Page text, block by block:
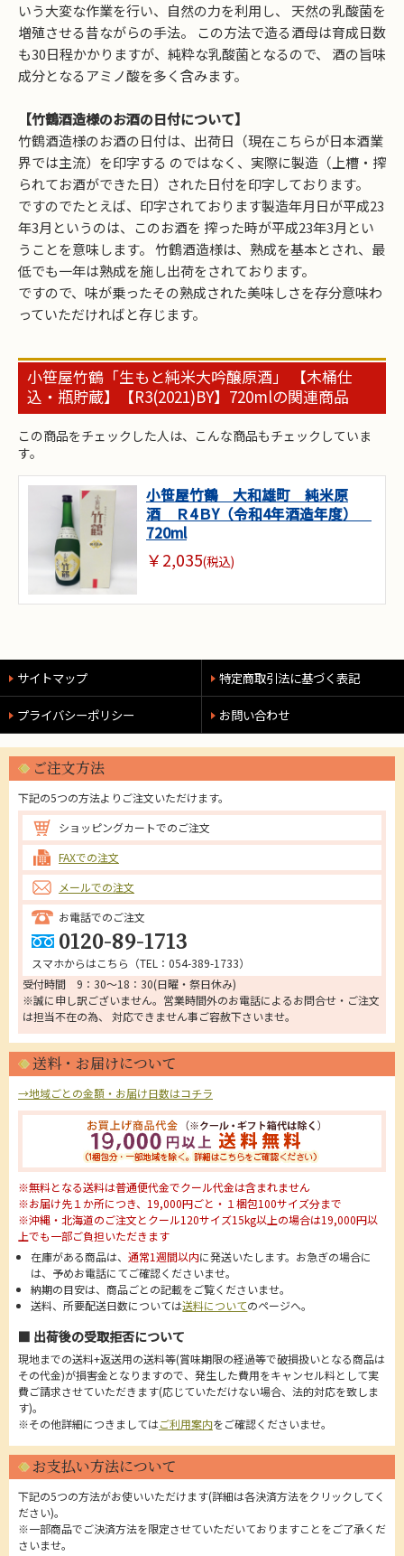
いう大変な作業を行い、自然の力を利用し、 天然の乳酸菌を
増殖させる昔ながらの手法。 この方法で造る酒母は育成日数
も30日程かかりますが、純粋な乳酸菌となるので、 酒の旨味
成分となるアミノ酸を多く含みます。
【竹鶴酒造様のお酒の日付について】
竹鶴酒造様のお酒の日付は、出荷日（現在こちらが日本酒業
界では主流）を印字する のではなく、実際に製造（上槽・搾
られてお酒ができた日）された日付を印字しております。
ですのでたとえば、印字されております製造年月日が平成23
年3月というのは、このお酒を 搾った時が平成23年3月とい
うことを意味します。 竹鶴酒造様は、熟成を基本とされ、最
低でも一年は熟成を施し出荷をされております。
ですので、味が乗ったその熟成された美味しさを存分意味わ
っていただければと存じます。
小笹屋竹鶴「生もと純米大吟醸原酒」 【木桶仕
込・瓶貯蔵】【R3(2021)BY】720mlの関連商品
この商品をチェックした人は、こんな商品もチェックしていま
す。
小笹屋竹鶴 大和雄町 純米原
酒 Ｒ4ＢY（令和4年酒造年度）
720ml
￥2,035(税込)
サイトマップ 特定商取引法に基づく表記
プライバシーポリシー お問い合わせ
ご注文方法
下記の5つの方法よりご注文いただけます。
ショッピングカートでのご注文
FAXでの注文
メールでの注文
お電話でのご注文
0120-89-1713
スマホからはこちら（TEL：054-389-1733）
受付時間 9：30～18：30(日曜・祭日休み)
※誠に申し訳ございません。営業時間外のお電話によるお問合せ・ご注文
は担当不在の為、 対応できません事ご容赦下さいませ。
送料・お届けについて
→地域ごとの金額・お届け日数はコチラ
※無料となる送料は普通便代金でクール代金は含まれません
※お届け先１か所につき、19,000円ごと・１梱包100サイズ分まで
※沖縄・北海道のご注文とクール120サイズ15kg以上の場合は19,000円以
上でも一部ご負担いただきます
在庫がある商品は、通常1週間以内に発送いたします。お急ぎの場合に
は、予めお電話にてご確認くださいませ。
納期の目安は、商品ごとの記載をご覧くださいませ。
送料、所要配送日数については送料についてのページへ。
■ 出荷後の受取拒否について
現地までの送料+返送用の送料等(賞味期限の経過等で破損扱いとなる商品は
その代金)が損害金となりますので、発生した費用をキャンセル料として実
費ご請求させていただきます(応じていただけない場合、法的対応を致しま
す)。
※その他詳細につきましてはご利用案内をご確認くださいませ。
お支払い方法について
下記の5つの方法がお使いいただけます(詳細は各決済方法をクリックしてく
ださい)。
※一部商品でご決済方法を限定させていただいておりますことをご了承くだ
さいませ。